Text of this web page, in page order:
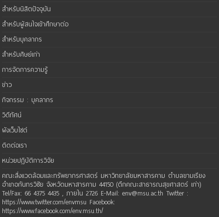
สำหรับนิสิตปัจจุบัน
สำหรับผู้สนใจเข้าศึกษาต่อ
สำหรับบุคลากร
สำหรับศิษย์เก่า
การจัดการความรู้
ข่าว
กิจกรรม : บุคลากร
วิดีทัศน์
ผังเว็บไซต์
ติดต่อเรา
หน่วยปฏิบัติการวิจัย
คณะสิ่งแวดล้อมและทรัพยากรศาสตร์ มหาวิทยาลัยมหาสารคาม ตำบลขามเรียง
อำเภอกันทรวิชัย จังหวัดมหาสารคาม 44150 (ตึกคณะสาธารณสุขศาสตร์ เก่า)
Tel/Fax: 66 4375 4435 , ภายใน 2726 E-Mail: env@msu.ac.th Twitter :
https://www.twitter.com/envmsu Facebook:
https://www.facebook.com/env.msu.th/